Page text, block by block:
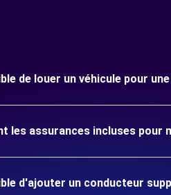
de louer un véhicule pour une
les assurances incluses pour
d'ajouter un conducteur